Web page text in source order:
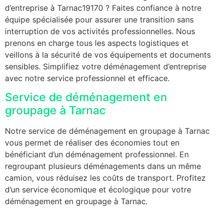
d’entreprise à Tarnac19170 ? Faites confiance à notre
équipe spécialisée pour assurer une transition sans
interruption de vos activités professionnelles. Nous
prenons en charge tous les aspects logistiques et
veillons à la sécurité de vos équipements et documents
sensibles. Simplifiez votre déménagement d’entreprise
avec notre service professionnel et efficace.
Service de déménagement en
groupage à Tarnac
Notre service de déménagement en groupage à Tarnac
vous permet de réaliser des économies tout en
bénéficiant d’un déménagement professionnel. En
regroupant plusieurs déménagements dans un même
camion, vous réduisez les coûts de transport. Profitez
d’un service économique et écologique pour votre
déménagement en groupage à Tarnac.